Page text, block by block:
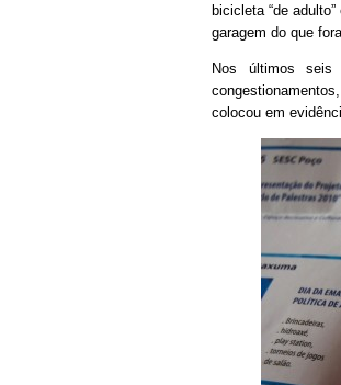
bicicleta “de
garagem do que
Nos últimos seis
colocou em